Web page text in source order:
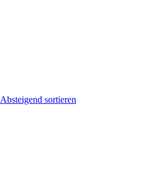
Absteigend sortieren